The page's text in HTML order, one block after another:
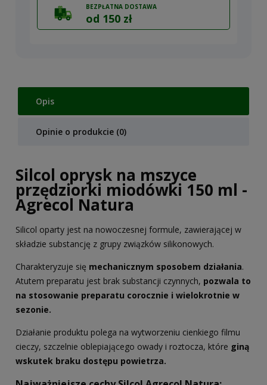
BEZPŁATNA DOSTAWA
od 150 zł
Opis
Opinie o produkcie (0)
Silcol oprysk na mszyce
przędziorki miodówki 150 ml -
Agrecol Natura
Silicol oparty jest na nowoczesnej formule, zawierającej w
składzie substancję z grupy związków silikonowych.
Charakteryzuje się mechanicznym sposobem działania.
Atutem preparatu jest brak substancji czynnych, pozwala to
na stosowanie preparatu corocznie i wielokrotnie w
sezonie.
Działanie produktu polega na wytworzeniu cienkiego filmu
cieczy, szczelnie oblepiającego owady i roztocza, które giną
wskutek braku dostępu powietrza.